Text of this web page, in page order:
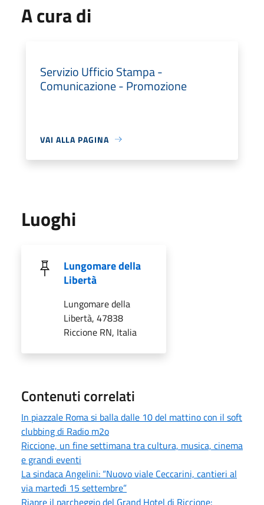
A cura di
Servizio Ufficio Stampa -
Comunicazione - Promozione
VAI ALLA PAGINA
Luoghi
Lungomare della
Libertà
Lungomare della
Libertà, 47838
Riccione RN, Italia
Contenuti correlati
In piazzale Roma si balla dalle 10 del mattino con il soft
clubbing di Radio m2o
Riccione, un fine settimana tra cultura, musica, cinema
e grandi eventi
La sindaca Angelini: “Nuovo viale Ceccarini, cantieri al
via martedì 15 settembre”
Riapre il parcheggio del Grand Hotel di Riccione: